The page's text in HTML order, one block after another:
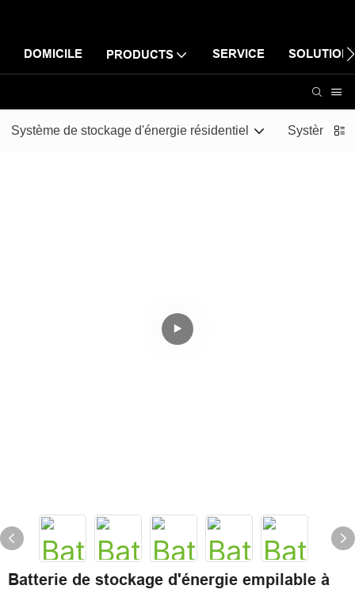
DOMICILE PRODUCTS SERVICE SOLUTION
Système de stockage d'énergie résidentiel Systèmes
Batterie de stockage d'énergie empilable à